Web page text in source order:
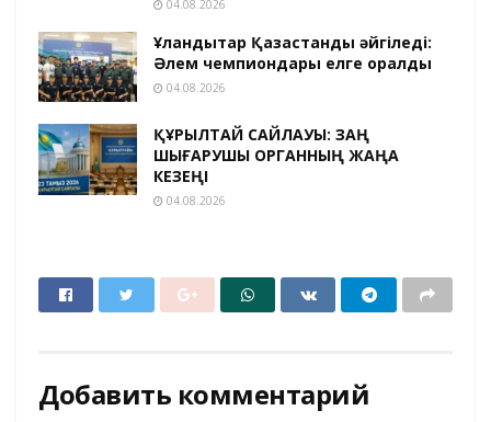
04.08.2026
Ұландықтар Қазақстанды әйгіледі:
Әлем чемпиондары елге оралды
04.08.2026
ҚҰРЫЛТАЙ САЙЛАУЫ: ЗАҢ
ШЫҒАРУШЫ ОРГАННЫҢ ЖАҢА
КЕЗЕҢІ
04.08.2026
Добавить комментарий